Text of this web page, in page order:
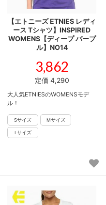
【エトニーズ ETNIES レディ
ース Tシャツ】INSPIRED
WOMENS【ディープ パープ
ル】NO14
3,862
定価 4,290
大人気ETNIESのWOMENSモデ
ル！